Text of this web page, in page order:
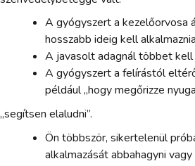
A gyógyszert a kezelőorvosa
hosszabb ideig kell
A javasolt adagnál többet kell
A gyógyszert a felírástól
például „hogy megőrizze
„segítsen elaludni”.
Ön többször, sikertelenül
alkalmazását abbahagyni vagy